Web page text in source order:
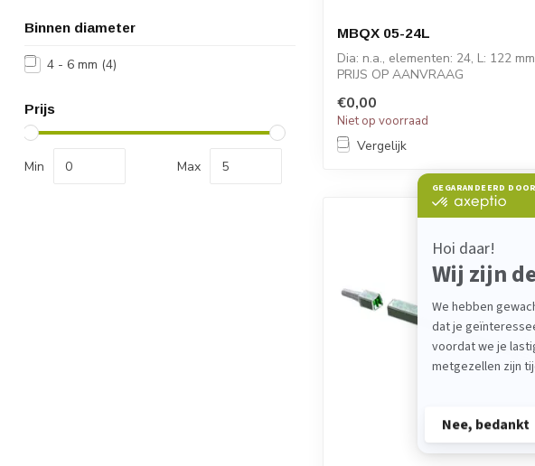
Binnen diameter
4 - 6 mm (4)
Prijs
Min Max
MBQX 05-24L
Dia: n.a., elementen: 24, L: 122 mm
PRIJS OP AANVRAAG
€0,00
Niet op voorraad
Vergelijk